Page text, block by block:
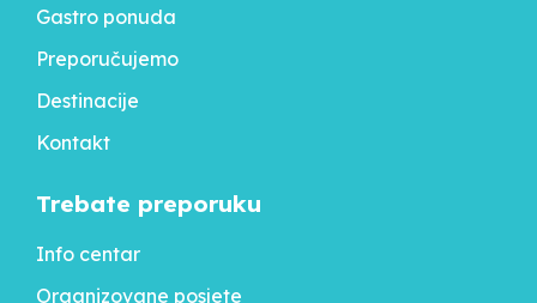
Gastro ponuda
Preporučujemo
Destinacije
Kontakt
Trebate preporuku
Info centar
Organizovane posjete